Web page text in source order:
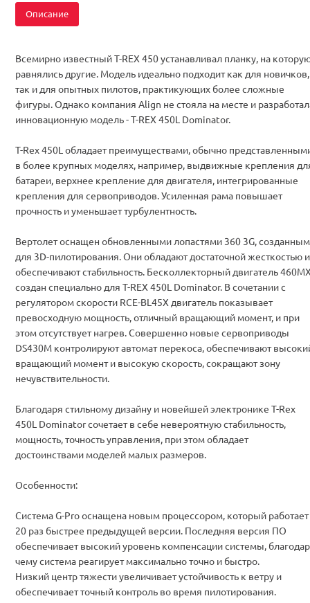
Описание
Всемирно известный T-REX 450 устанавливал планку, на
равнялись другие. Модель идеально подходит как для новичков,
так и для опытных пилотов, практикующих более сложные
фигуры. Однако компания Align не стояла на месте и
инновационную модель - T-REX 450L Dominator.
T-Rex 450L обладает преимуществами, обычно
в более крупных моделях, например, выдвижные крепления
батареи, верхнее крепление для двигателя, интегрированные
крепления для сервоприводов. Усиленная рама повышает
прочность и уменьшает турбулентность.
Вертолет оснащен обновленными лопастями 360 3G,
для 3D-пилотирования. Они обладают достаточной жесткостью и
обеспечивают стабильность. Бесколлекторный двигатель
создан специально для T-REX 450L Dominator. В сочетании с
регулятором скорости RCE-BL45X двигатель показывает
превосходную мощность, отличный вращающий момент, и при
этом отсутствует нагрев. Совершенно новые сервоприводы
DS430M контролируют автомат перекоса, обеспечивают
вращающий момент и высокую скорость, сокращают зону
нечувствительности.
Благодаря стильному дизайну и новейшей электронике T-Rex
450L Dominator сочетает в себе невероятную стабильность,
мощность, точность управления, при этом обладает
достоинствами моделей малых размеров.
Особенности:
Система G-Pro оснащена новым процессором, который
20 раз быстрее предыдущей версии. Последняя версия ПО
обеспечивает высокий уровень компенсации системы,
чему система реагирует максимально точно и быстро.
Низкий центр тяжести увеличивает устойчивость к ветру и
обеспечивает точный контроль во время пилотирования.